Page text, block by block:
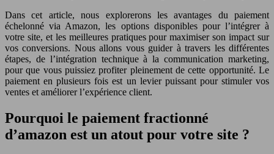
Dans cet article, nous explorerons les avantages du paiement
échelonné via Amazon, les options disponibles pour l’intégrer à
votre site, et les meilleures pratiques pour maximiser son impact sur
vos conversions. Nous allons vous guider à travers les différentes
étapes, de l’intégration technique à la communication marketing,
pour que vous puissiez profiter pleinement de cette opportunité. Le
paiement en plusieurs fois est un levier puissant pour stimuler vos
ventes et améliorer l’expérience client.
Pourquoi le paiement fractionné
d’amazon est un atout pour votre site ?